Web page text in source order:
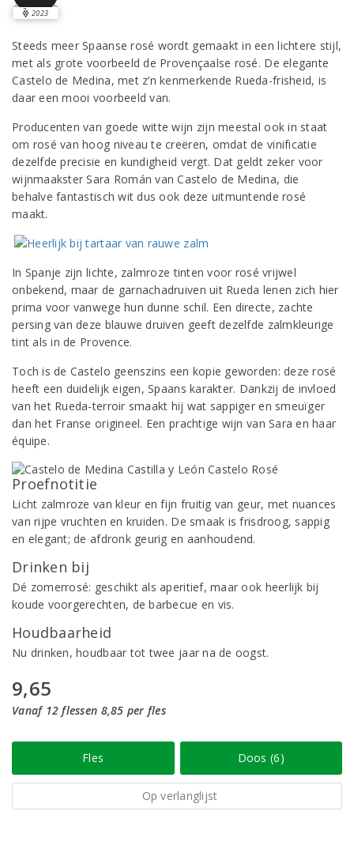
2023
Steeds meer Spaanse rosé wordt gemaakt in een lichtere stijl,
met als grote voorbeeld de Provençaalse rosé. De elegante
Castelo de Medina, met z’n kenmerkende Rueda-frisheid, is
daar een mooi voorbeeld van.
Producenten van goede witte wijn zijn meestal ook in staat
om rosé van hoog niveau te creëren, omdat de vinificatie
dezelfde precisie en kundigheid vergt. Dat geldt zeker voor
wijnmaakster Sara Román van Castelo de Medina, die
behalve fantastisch wit dus ook deze uitmuntende rosé
maakt.
In Spanje zijn lichte, zalmroze tinten voor rosé vrijwel
onbekend, maar de garnachadruiven uit Rueda lenen zich hier
prima voor vanwege hun dunne schil. Een directe, zachte
persing van deze blauwe druiven geeft dezelfde zalmkleurige
tint als in de Provence.
Toch is de Castelo geenszins een kopie geworden: deze rosé
heeft een duidelijk eigen, Spaans karakter. Dankzij de invloed
van het Rueda-terroir smaakt hij wat sappiger en smeuïger
dan het Franse origineel. Een prachtige wijn van Sara en haar
équipe.
Proefnotitie
Licht zalmroze van kleur en fijn fruitig van geur, met nuances
van rijpe vruchten en kruiden. De smaak is frisdroog, sappig
en elegant; de afdronk geurig en aanhoudend.
Drinken bij
Dé zomerrosé: geschikt als aperitief, maar ook heerlijk bij
koude voorgerechten, de barbecue en vis.
Houdbaarheid
Nu drinken, houdbaar tot twee jaar na de oogst.
9,65
Vanaf 12 flessen 8,85 per fles
Fles Doos (6)
Op verlanglijst